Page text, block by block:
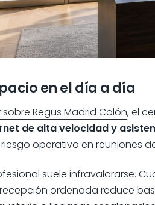
en el día a día
Regus Madrid Colón, el
de alta velocidad y
operativo en reuniones
suele infravalorarse.
ordenada reduce